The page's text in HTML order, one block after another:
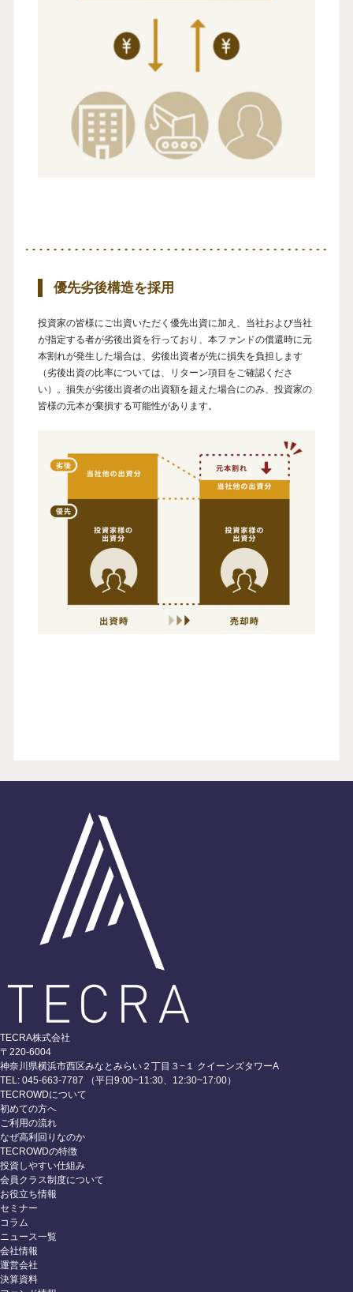
優先劣後構造を採用
投資家の皆様にご出資いただく優先出資に加え、当社および当社
が指定する者が劣後出資を行っており、本ファンドの償還時に元
本割れが発生した場合は、劣後出資者が先に損失を負担します
（劣後出資の比率については、リターン項目をご確認くださ
い）。損失が劣後出資者の出資額を超えた場合にのみ、投資家の
皆様の元本が棄損する可能性があります。
TECRA株式会社
〒220-6004
神奈川県横浜市西区みなとみらい２丁目３−１ クイーンズタワーA
TEL: 045-663-7787 （平日9:00~11:30、12:30~17:00）
TECROWDについて
初めての方へ
ご利用の流れ
なぜ高利回りなのか
TECROWDの特徴
投資しやすい仕組み
会員クラス制度について
お役立ち情報
セミナー
コラム
ニュース一覧
会社情報
運営会社
決算資料